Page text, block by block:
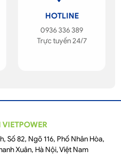
HOTLINE
0936 336 389
Trực tuyến 24/7
Số 82, Ngõ 116, Phố Nhân Hòa,
Xuân, Hà Nội, Việt Nam